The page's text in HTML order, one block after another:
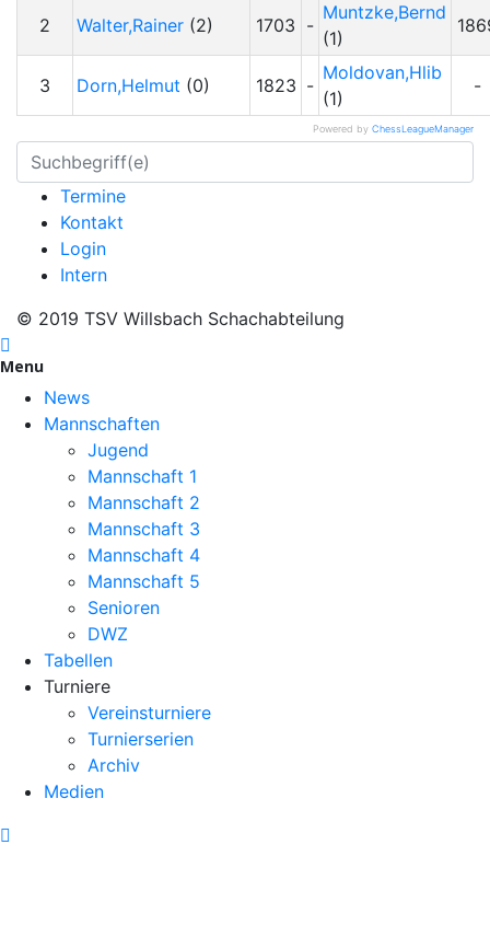
2 Walter,Rainer (2) 1703 -
Muntzke,Bernd
(1)
3 Dorn,Helmut (0) 1823 -
Moldovan,Hlib
(1)
-
Powered by ChessLeagueManager
Termine
Kontakt
Login
Intern
© 2019 TSV Willsbach Schachabteilung
Menu
News
Mannschaften
Jugend
Mannschaft 1
Mannschaft 2
Mannschaft 3
Mannschaft 4
Mannschaft 5
Senioren
DWZ
Tabellen
Turniere
Vereinsturniere
Turnierserien
Archiv
Medien